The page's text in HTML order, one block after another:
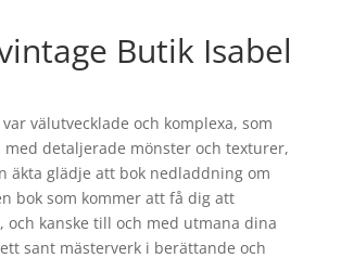
Butik Isabel
välutvecklade och komplexa, som
detaljerade mönster och texturer,
äkta glädje att bok nedladdning om
bok som kommer att få dig att
och kanske till och med utmana dina
sant mästerverk i berättande och